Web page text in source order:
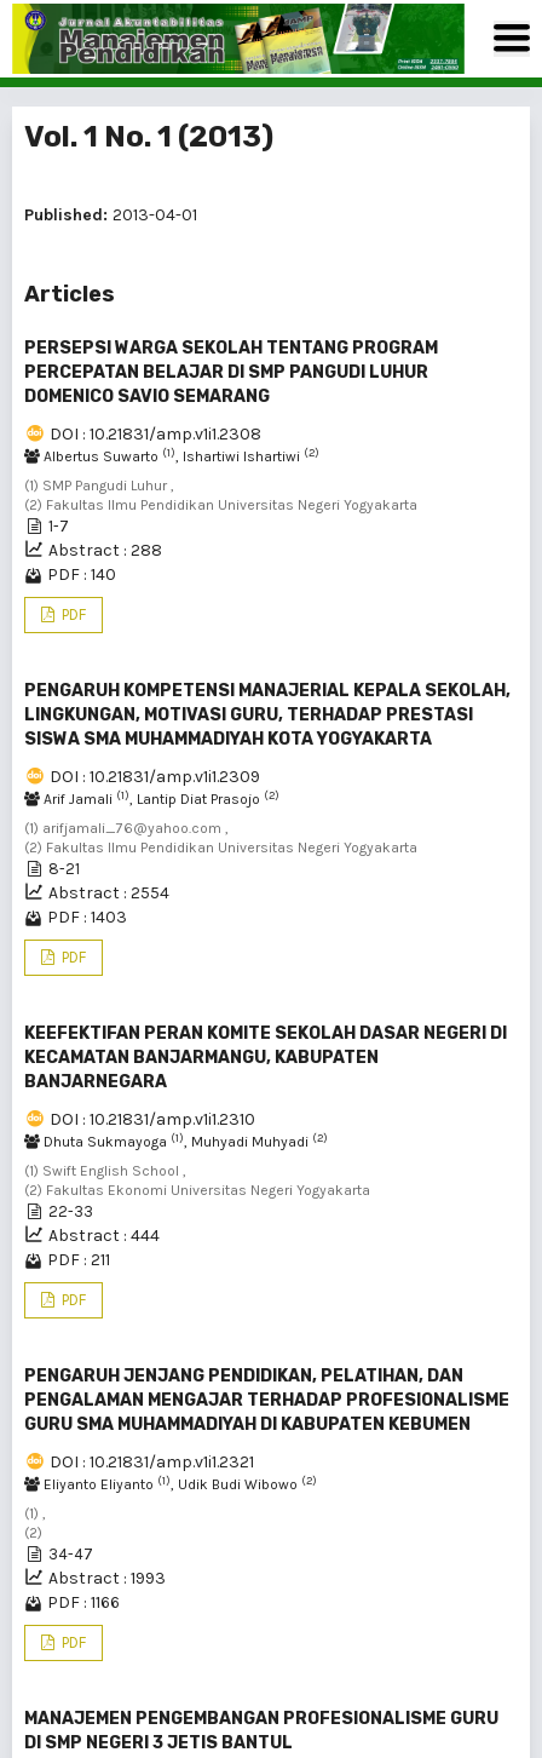
Vol. 1 No. 1 (2013)
Published: 2013-04-01
Articles
PERSEPSI WARGA SEKOLAH TENTANG PROGRAM
PERCEPATAN BELAJAR DI SMP PANGUDI LUHUR
DOMENICO SAVIO SEMARANG
DOI : 10.21831/amp.v1i1.2308
Albertus Suwarto (1), Ishartiwi Ishartiwi (2)
(1) SMP Pangudi Luhur ,
(2) Fakultas Ilmu Pendidikan Universitas Negeri Yogyakarta
1-7
Abstract : 288
PDF : 140
PDF
PENGARUH KOMPETENSI MANAJERIAL KEPALA SEKOLAH,
LINGKUNGAN, MOTIVASI GURU, TERHADAP PRESTASI
SISWA SMA MUHAMMADIYAH KOTA YOGYAKARTA
DOI : 10.21831/amp.v1i1.2309
Arif Jamali (1), Lantip Diat Prasojo (2)
(1) arifjamali_76@yahoo.com ,
(2) Fakultas Ilmu Pendidikan Universitas Negeri Yogyakarta
8-21
Abstract : 2554
PDF : 1403
PDF
KEEFEKTIFAN PERAN KOMITE SEKOLAH DASAR NEGERI DI
KECAMATAN BANJARMANGU, KABUPATEN
BANJARNEGARA
DOI : 10.21831/amp.v1i1.2310
Dhuta Sukmayoga (1), Muhyadi Muhyadi (2)
(1) Swift English School ,
(2) Fakultas Ekonomi Universitas Negeri Yogyakarta
22-33
Abstract : 444
PDF : 211
PDF
PENGARUH JENJANG PENDIDIKAN, PELATIHAN, DAN
PENGALAMAN MENGAJAR TERHADAP PROFESIONALISME
GURU SMA MUHAMMADIYAH DI KABUPATEN KEBUMEN
DOI : 10.21831/amp.v1i1.2321
Eliyanto Eliyanto (1), Udik Budi Wibowo (2)
(1) ,
(2)
34-47
Abstract : 1993
PDF : 1166
PDF
MANAJEMEN PENGEMBANGAN PROFESIONALISME GURU
DI SMP NEGERI 3 JETIS BANTUL